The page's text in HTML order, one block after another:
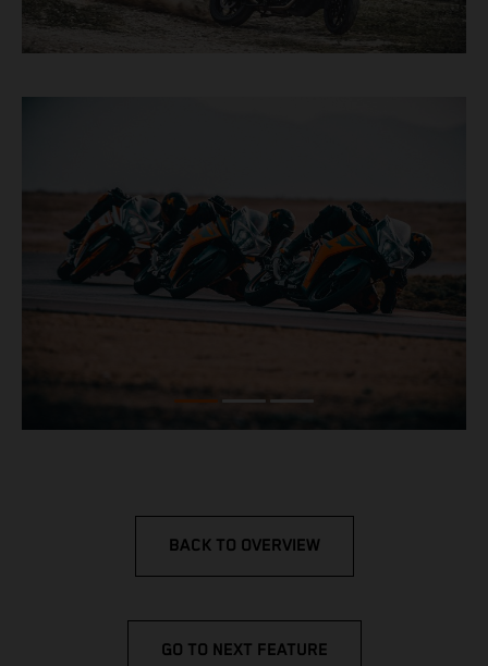
BACK TO OVERVIEW
GO TO NEXT FEATURE